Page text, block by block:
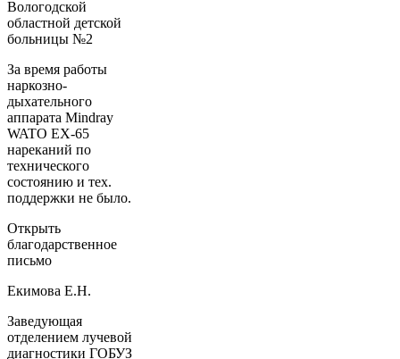
Вологодской
областной детской
больницы №2
За время работы
наркозно-
дыхательного
аппарата Mindray
WATO EX-65
нареканий по
технического
состоянию и тех.
поддержки не было.
Открыть
благодарственное
письмо
Екимова Е.Н.
Заведующая
отделением лучевой
диагностики ГОБУЗ